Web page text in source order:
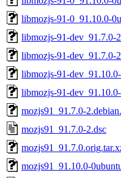
libmozjs-91-0_91.10.0-
libmozjs-91-dev_91.7.0-
libmozjs-91-dev_91.7.0-
libmozjs-91-
libmozjs-91-
mozjs91_91.7.0-
mozjs91_91.7.0-2.dsc
mozjs91_91.10.0-